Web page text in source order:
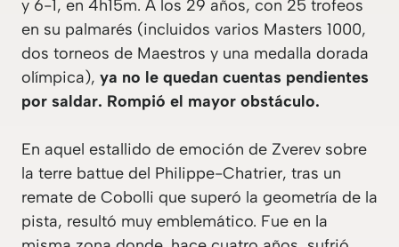
y 6-1, en 4h15m. A los 29 años, con 25 trofeos
en su palmarés (incluidos varios Masters 1000,
dos torneos de Maestros y una medalla dorada
olímpica), ya no le quedan cuentas pendientes
por saldar. Rompió el mayor obstáculo.
En aquel estallido de emoción de Zverev sobre
la terre battue del Philippe-Chatrier, tras un
remate de Cobolli que superó la geometría de la
pista, resultó muy emblemático. Fue en la